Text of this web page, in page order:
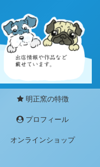
明正窯の特徴
プロフィール
オンラインショップ